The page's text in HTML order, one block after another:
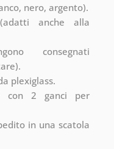
nero, argento).
anche alla
consegnati
plexiglass.
con 2 ganci per
in una scatola